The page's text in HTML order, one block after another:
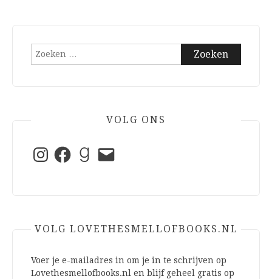
Zoeken
VOLG ONS
InstagramFacebookGoodreads
E-
mail
VOLG LOVETHESMELLOFBOOKS.NL
Voer je e-mailadres in om je in te schrijven op
Lovethesmellofbooks.nl en blijf geheel gratis op